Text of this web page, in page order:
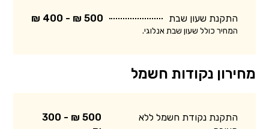
התקנת שעון שבת 500 ₪ - 400 ₪
המחיר כולל שעון שבת אנלוגי.
מחירון נקודות חשמל
התקנת נקודת חשמל ללא
500 ₪ - 300